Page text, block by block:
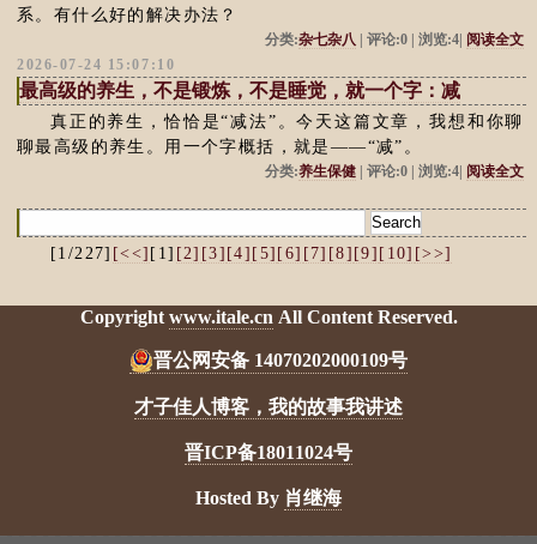
系。有什么好的解决办法？
分类:杂七杂八 | 评论:0 | 浏览:4| 阅读全文
2026-07-24 15:07:10
最高级的养生，不是锻炼，不是睡觉，就一个字：减
真正的养生，恰恰是“减法”。今天这篇文章，我想和你聊
聊最高级的养生。用一个字概括，就是——“减”。
分类:养生保健| 评论:0 | 浏览:4| 阅读全文
[1/227] [<<] [1] [2] [3] [4] [5] [6] [7] [8] [9] [10] [>>]
Copyrightwww.itale.cnAll Content Reserved.
晋公网安备 14070202000109号
才子佳人博客，我的故事我讲述
晋ICP备18011024号
Hosted By 肖继海